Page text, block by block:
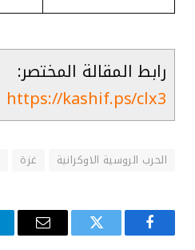
رابط المقالة المختصر:
https://kashif.ps/clx3
الحرب الروسية الاوكرانية غزة
فيسبوك تويتر
البريد